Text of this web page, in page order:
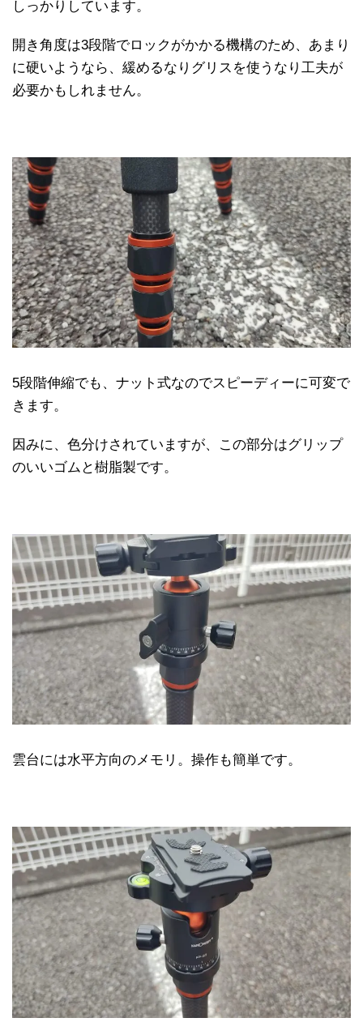
しっかりしています。
開き角度は3段階でロックがかかる機構のため、あまり
に硬いようなら、緩めるなりグリスを使うなり工夫が
必要かもしれません。
5段階伸縮でも、ナット式なのでスピーディーに可変で
きます。
因みに、色分けされていますが、この部分はグリップ
のいいゴムと樹脂製です。
雲台には水平方向のメモリ。操作も簡単です。